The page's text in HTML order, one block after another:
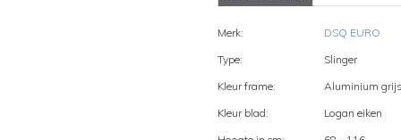
Merk:
DSQ EURO
Type:
Slinger
Kleur frame:
Aluminium
Kleur blad:
Logan eiken